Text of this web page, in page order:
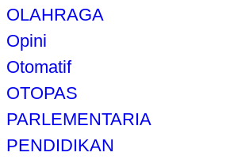
OLAHRAGA
Opini
Otomatif
OTOPAS
PARLEMENTARIA
PENDIDIKAN